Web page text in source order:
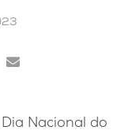
Nacional do